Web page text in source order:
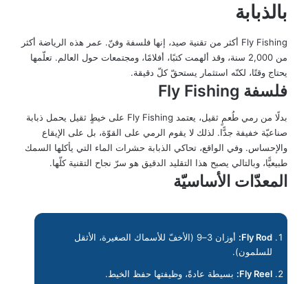
بالذبابة
Fly Fishing أكثر من تقنية صيد، إنها فلسفة وفنّ. عمر هذه الرياضة أكثر
من 2,000 سنة، وقد ألهمت كتبًا، أفلامًا، ومجتمعات حول العالم. تعلّمها
يحتاج وقتًا، لكنّه استثمار يستحقّ كلّ دقيقة.
فلسفة Fly Fishing
بدلًا من رمي طُعمٍ ثقيل، يعتمد Fly Fishing على خيطٍ ثقيل يحمل ذبابة
صناعيّة خفيفة جدًّا. لذلك لا يقوم الرمي على القوّة، بل على الإيقاع
والإحساس. وفي الواقع، تحاكي الذبابة حشرات الماء التي يأكلها السمك
طبيعيًّا، وبالتالي يصبح هذا التقليد الدقيق هو سرّ نجاح التقنية كلّها.
المعدّات الأساسيّة
Fly Rod:
أوزان 3–9 (الأخفّ للأسماك الصغيرة، الأثقل
للسلمون).
Fly Reel:
بسيطة عادةً، وظيفتها حفظ الخيط.